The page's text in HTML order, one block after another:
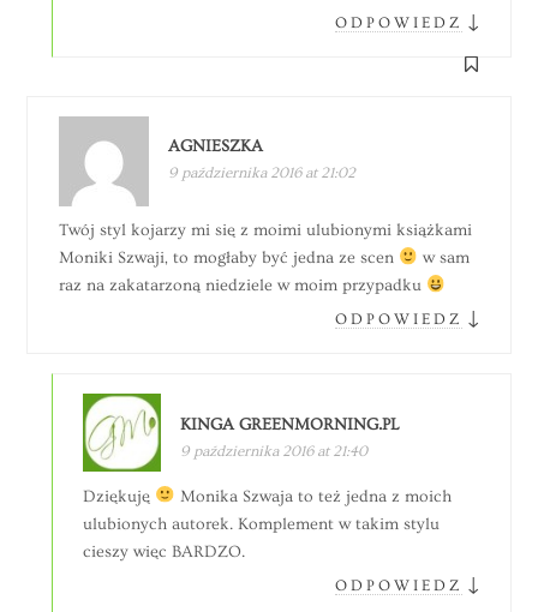
ODPOWIEDZ ↓
AGNIESZKA
9 października 2016 at 21:02
Twój styl kojarzy mi się z moimi ulubionymi książkami
Moniki Szwaji, to mogłaby być jedna ze scen
w sam
raz na zakatarzoną niedziele w moim przypadku
ODPOWIEDZ ↓
KINGA GREENMORNING.PL
9 października 2016 at 21:40
Dziękuję
Monika Szwaja to też jedna z moich
ulubionych autorek. Komplement w takim stylu
cieszy więc BARDZO.
ODPOWIEDZ ↓